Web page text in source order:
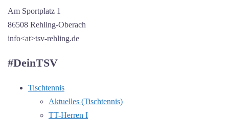
Am Sportplatz 1
86508 Rehling-Oberach
info<at>tsv-rehling.de
#DeinTSV
Tischtennis
Aktuelles (Tischtennis)
TT-Herren I